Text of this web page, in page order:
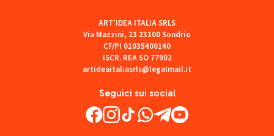
Seguici sui social
ART'IDEA ITALIA SRLS
Via Mazzini, 23 23100 Sondrio
CF/PI 01035400140
ISCR. REA SO 77902
artideaitaliasrls@legalmail.it